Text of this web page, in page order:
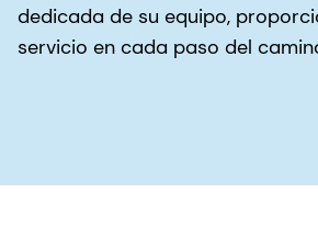
dedicada de su equipo,
servicio en cada paso del